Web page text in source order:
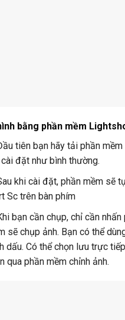
bằng phần mềm
tiên bạn hãy tải phần
đặt như bình thường.
khi cài đặt, phần mềm sẽ
Sc trên bàn phím
bạn cần chụp, chỉ cần
sẽ chụp ảnh. Bạn có thể
dấu. Có thể chọn lưu trực
qua phần mềm chỉnh ảnh.